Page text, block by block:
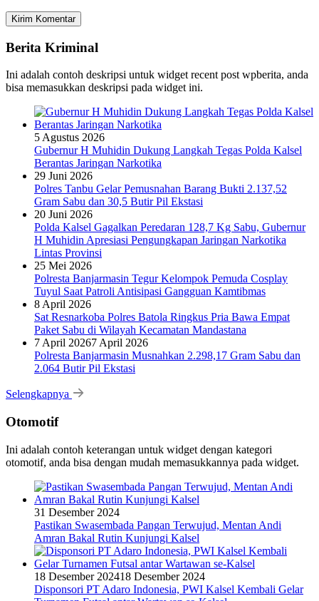
Berita Kriminal
Ini adalah contoh deskripsi untuk widget recent post wpberita, anda
bisa memasukkan deskripsi pada widget ini.
5 Agustus 2026
Gubernur H Muhidin Dukung Langkah Tegas Polda Kalsel
Berantas Jaringan Narkotika
29 Juni 2026
Polres Tanbu Gelar Pemusnahan Barang Bukti 2.137,52
Gram Sabu dan 30,5 Butir Pil Ekstasi
20 Juni 2026
Polda Kalsel Gagalkan Peredaran 128,7 Kg Sabu, Gubernur
H Muhidin Apresiasi Pengungkapan Jaringan Narkotika
Lintas Provinsi
25 Mei 2026
Polresta Banjarmasin Tegur Kelompok Pemuda Cosplay
Tuyul Saat Patroli Antisipasi Gangguan Kamtibmas
8 April 2026
Sat Resnarkoba Polres Batola Ringkus Pria Bawa Empat
Paket Sabu di Wilayah Kecamatan Mandastana
7 April 20267 April 2026
Polresta Banjarmasin Musnahkan 2.298,17 Gram Sabu dan
2.064 Butir Pil Ekstasi
Selengkapnya
Otomotif
Ini adalah contoh keterangan untuk widget dengan kategori
otomotif, anda bisa dengan mudah memasukkannya pada widget.
31 Desember 2024
Pastikan Swasembada Pangan Terwujud, Mentan Andi
Amran Bakal Rutin Kunjungi Kalsel
18 Desember 202418 Desember 2024
Disponsori PT Adaro Indonesia, PWI Kalsel Kembali Gelar